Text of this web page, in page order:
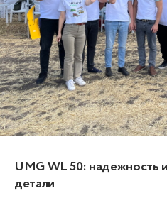
UMG WL 50: надежность
детали